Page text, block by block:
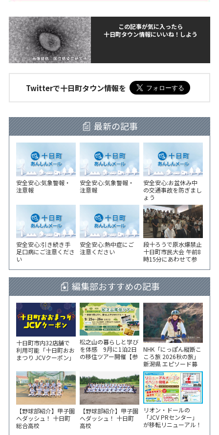
この記事が気に入ったら
十日町タウン情報にいいね！しよう
Twitterで十日町タウン情報を
最新の記事
安全安心:気象警報・
注意報
安全安心:気象警報・
注意報
安全安心:お盆休み中
の交通事故を防ぎまし
ょう
安全安心:引き続き手
足口病にご注意くださ
い
安全安心:熱中症にご
注意ください
段十ろうで原水爆禁止
十日町市民大会 午前8
時15分にあわせて参
編集部おすすめの記事
十日町市内32店舗で
利用可能「十日町おお
まつり JCVクーポン」
い！
松之山の暮らしと学び
を体感 9月に1泊2日
の移住ツアー開催【参
NHK「にっぽん縦断こ
ころ旅 2026秋の旅」
新潟県 エピソード募
集中！
【野球部紹介】甲子園
へダッシュ！ 十日町
総合高校
【野球部紹介】甲子園
へダッシュ！ 十日町
高校
リオン・ドールの
「JCV PRセンター」
が移転リニューアル！